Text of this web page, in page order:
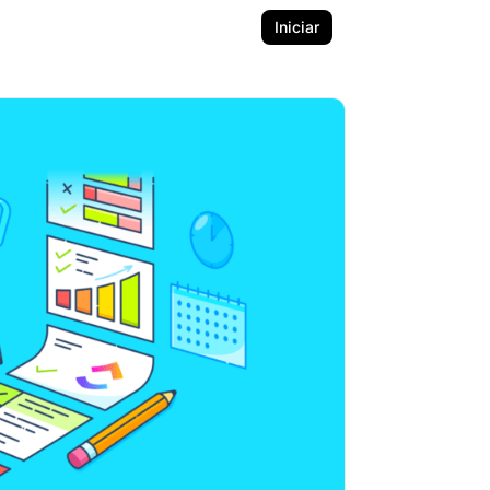
Iniciar